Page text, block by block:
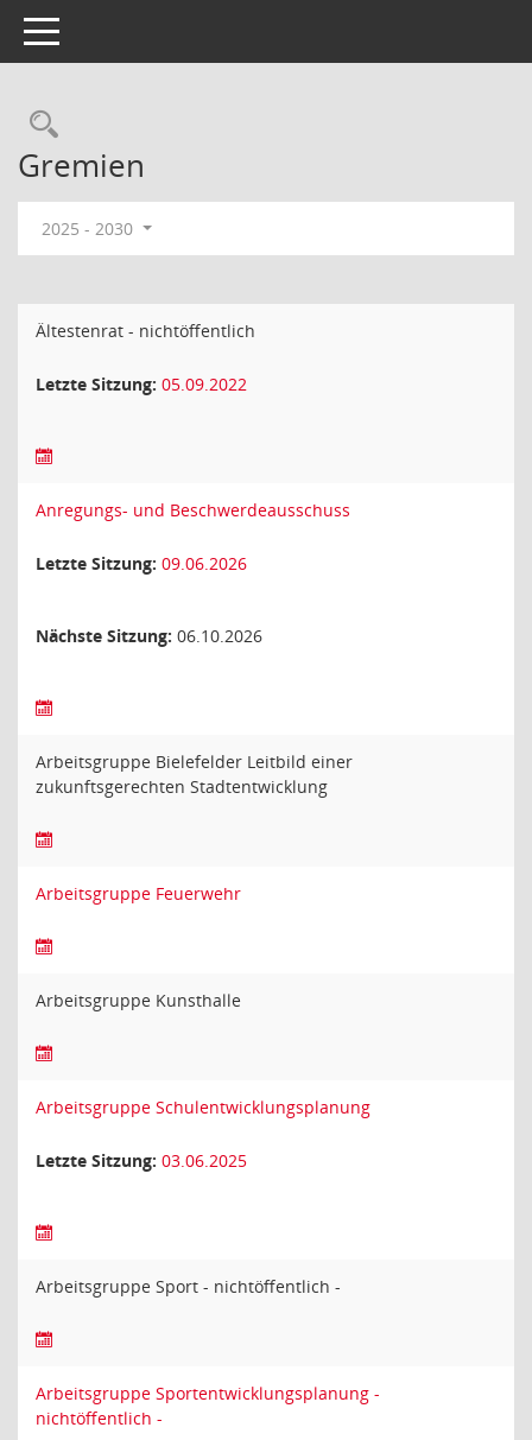
Toggle navigation
Rechercheauswahl
Gremien
2025 - 2030
Ältestenrat - nichtöffentlich
Letzte Sitzung: 05.09.2022
Anregungs- und Beschwerdeausschuss
Letzte Sitzung: 09.06.2026
Nächste Sitzung: 06.10.2026
Arbeitsgruppe Bielefelder Leitbild einer
zukunftsgerechten Stadtentwicklung
Arbeitsgruppe Feuerwehr
Arbeitsgruppe Kunsthalle
Arbeitsgruppe Schulentwicklungsplanung
Letzte Sitzung: 03.06.2025
Arbeitsgruppe Sport - nichtöffentlich -
Arbeitsgruppe Sportentwicklungsplanung -
nichtöffentlich -